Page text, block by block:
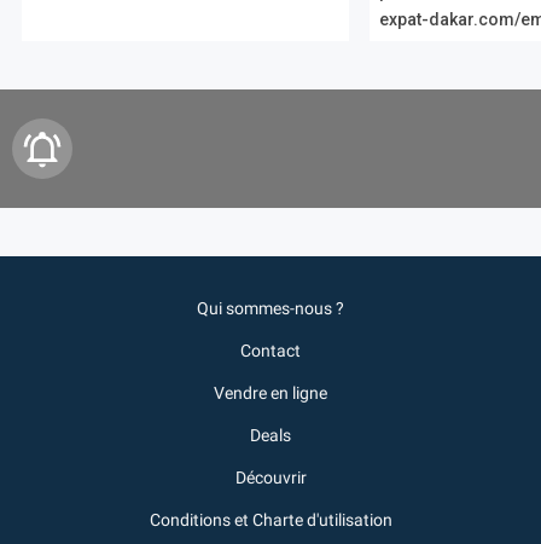
expat-dakar.com/
Qui sommes-nous ?
Contact
Vendre en ligne
Deals
Découvrir
Conditions et Charte d'utilisation